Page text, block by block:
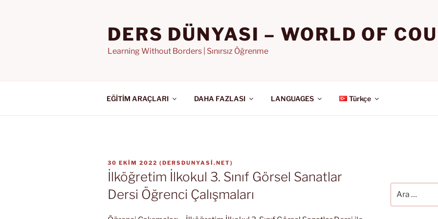
DERS DÜNYASI – WORLD OF
Learning Without Borders | Sınırsız Öğrenme
EĞİTİM ARAÇLARI DAHA FAZLASI LANGUAGES Türkçe
YAYIM
TARIHI
30 EKIM 2022 (DERSDUNYASI.NET)
İlköğretim İlkokul 3. Sınıf Görsel Sanatlar
Dersi Öğrenci Çalışmaları